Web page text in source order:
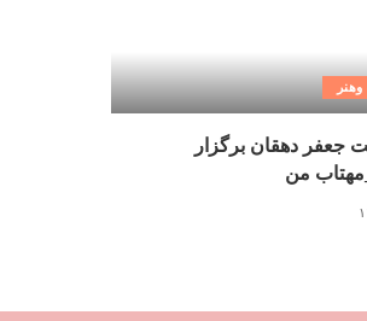
جعفر دهقان برگزار
من